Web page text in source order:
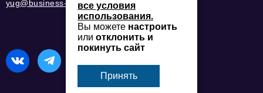
yug@business-magazine.online
все условия
использования.
Вы можете настроить
или отклонить и
покинуть сайт
Принять